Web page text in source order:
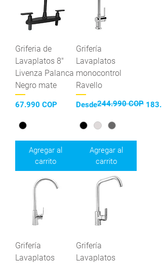
Griferia de
Lavaplatos 8"
Livenza Palanca
Negro mate
Precio
67.990 COP
Agregar al
carrito
Grifería
Lavaplatos
monocontrol
Ravello
Desde
Precio244.990 COP
Precio de oferta
Agregar al
carrito
Grifería
Lavaplatos
Grifería
Lavaplatos